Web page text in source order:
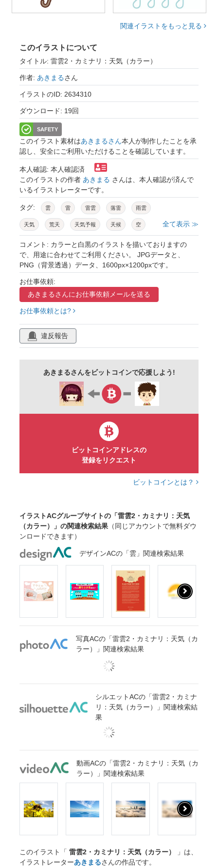
関連イラストをもっと見る
このイラストについて
タイトル: 雷雲2・カミナリ：天気（カラー）
作者: あきまるさん
イラストのID: 2634310
ダウンロード: 19回
SAFETY
このイラスト素材はあきまるさん本人が制作したことを承
認し、安全にご利用いただけることを確認しています。
本人確認: 本人確認済
このイラストの作者 あきまる さんは、本人確認が済んで
いるイラストレーターです。
タグ: 雲 雷 雷雲 落雷 雨雲
天気 荒天 天気予報 天候 空
もくもく もこもこ どんより 暗い
怒り 怒った 顔 キャラクター
かわいい シンプル アイコン おたより
イラスト 挿絵 素材 グレー
黒い雲 商用フリー
全て表示 ≫
コメント: カラーと白黒のイラストを描いておりますの
で、用途に合わせてご利用ください。 JPGデータと、
PNG（背景透過）データ、1600px×1200pxです。
お仕事依頼:
あきまるさんにお仕事依頼メールを送る
お仕事依頼とは?
違反報告
あきまるさんをビットコインで応援しよう!
ビットコインアドレスの
登録をリクエスト
ビットコインとは？
イラストACグループサイトの「雷雲2・カミナリ：天気
（カラー）」の関連検索結果 （同じアカウントで無料ダウ
ンロードできます）
デザインACの「雲」関連検索結果
写真ACの「雷雲2・カミナリ：天気（カ
ラー）」関連検索結果
シルエットACの「雷雲2・カミナ
リ：天気（カラー）」関連検索結
果
動画ACの「雷雲2・カミナリ：天気（カ
ラー）」関連検索結果
このイラスト「 雷雲2・カミナリ：天気（カラー）
」は、
イラストレーターあきまるさんの作品です。